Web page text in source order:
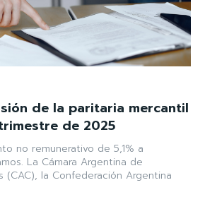
de la paritaria mercantil
de 2025
no remunerativo de 5,1% a
de
(CAC), la Confederación Argentina